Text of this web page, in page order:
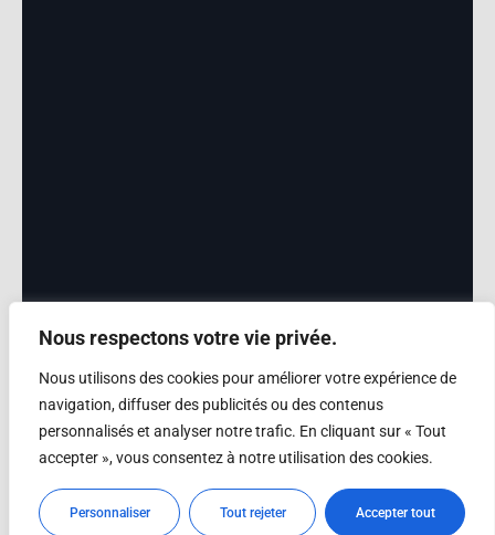
Nous respectons votre vie privée.
Nous utilisons des cookies pour améliorer votre expérience de
navigation, diffuser des publicités ou des contenus
personnalisés et analyser notre trafic. En cliquant sur « Tout
accepter », vous consentez à notre utilisation des cookies.
Personnaliser Tout rejeter Accepter tout